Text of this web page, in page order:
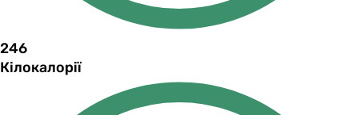
246
Кілокалорії